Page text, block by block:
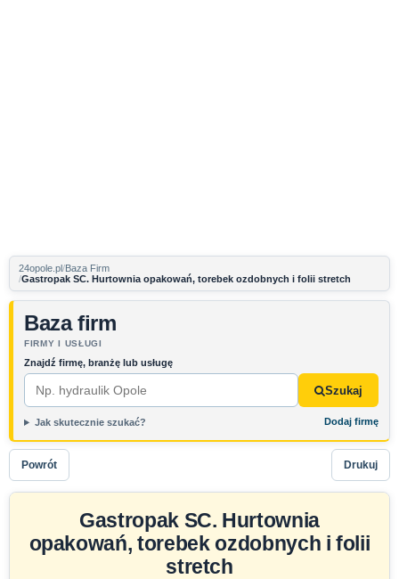
24opole.pl Baza Firm
Gastropak SC. Hurtownia opakowań, torebek ozdobnych i folii stretch
Baza firm
FIRMY I USŁUGI
Znajdź firmę, branżę lub usługę
Szukaj
Jak skutecznie szukać? Dodaj firmę
Powrót Drukuj
Gastropak SC. Hurtownia
opakowań, torebek ozdobnych i folii
stretch